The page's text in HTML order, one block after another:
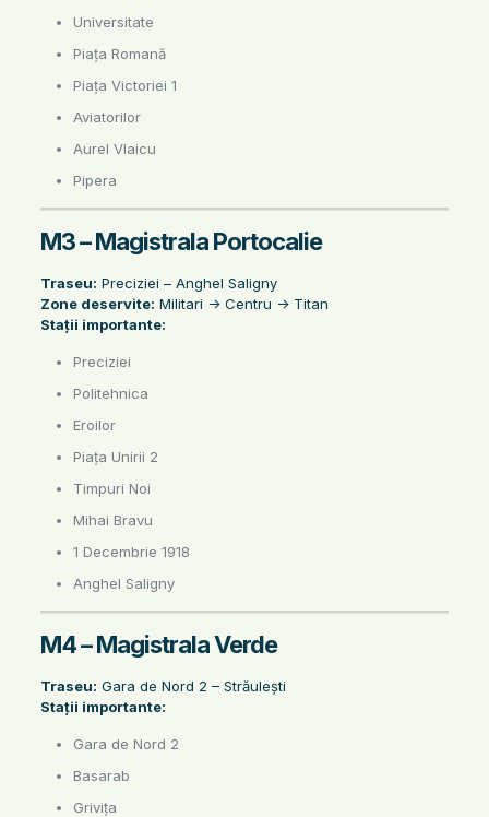
Universitate
Piața Romană
Piața Victoriei 1
Aviatorilor
Aurel Vlaicu
Pipera
M3 – Magistrala Portocalie
Traseu: Preciziei – Anghel Saligny
Zone deservite: Militari -> Centru -> Titan
Stații importante:
Preciziei
Politehnica
Eroilor
Piața Unirii 2
Timpuri Noi
Mihai Bravu
1 Decembrie 1918
Anghel Saligny
M4 – Magistrala Verde
Traseu: Gara de Nord 2 – Străulești
Stații importante:
Gara de Nord 2
Basarab
Grivița